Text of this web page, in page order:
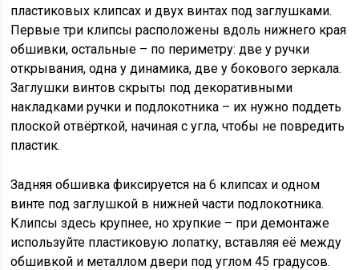
пластиковых клипсах и двух винтах под заглушками.
Первые три клипсы расположены вдоль нижнего края
обшивки, остальные – по периметру: две у ручки
открывания, одна у динамика, две у бокового зеркала.
Заглушки винтов скрыты под декоративными
накладками ручки и подлокотника – их нужно поддеть
плоской отвёрткой, начиная с угла, чтобы не повредить
пластик.
Задняя обшивка фиксируется на 6 клипсах и одном
винте под заглушкой в нижней части подлокотника.
Клипсы здесь крупнее, но хрупкие – при демонтаже
используйте пластиковую лопатку, вставляя её между
обшивкой и металлом двери под углом 45 градусов.